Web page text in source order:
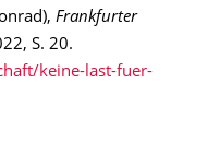
Frankfurter
S. 20.
keine-last-fuer-